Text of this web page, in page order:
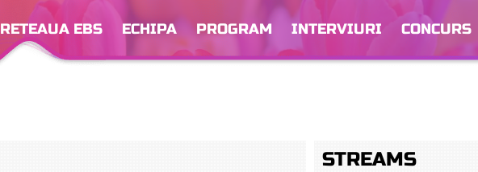
RETEAUA EBS ECHIPA PROGRAM INTERVIURI CONCURS
STREAMS